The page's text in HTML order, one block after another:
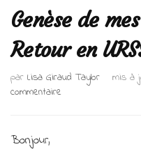
Genèse de
Retour en
par Lisa Giraud Taylor mis à
commentaire
Bonjour,